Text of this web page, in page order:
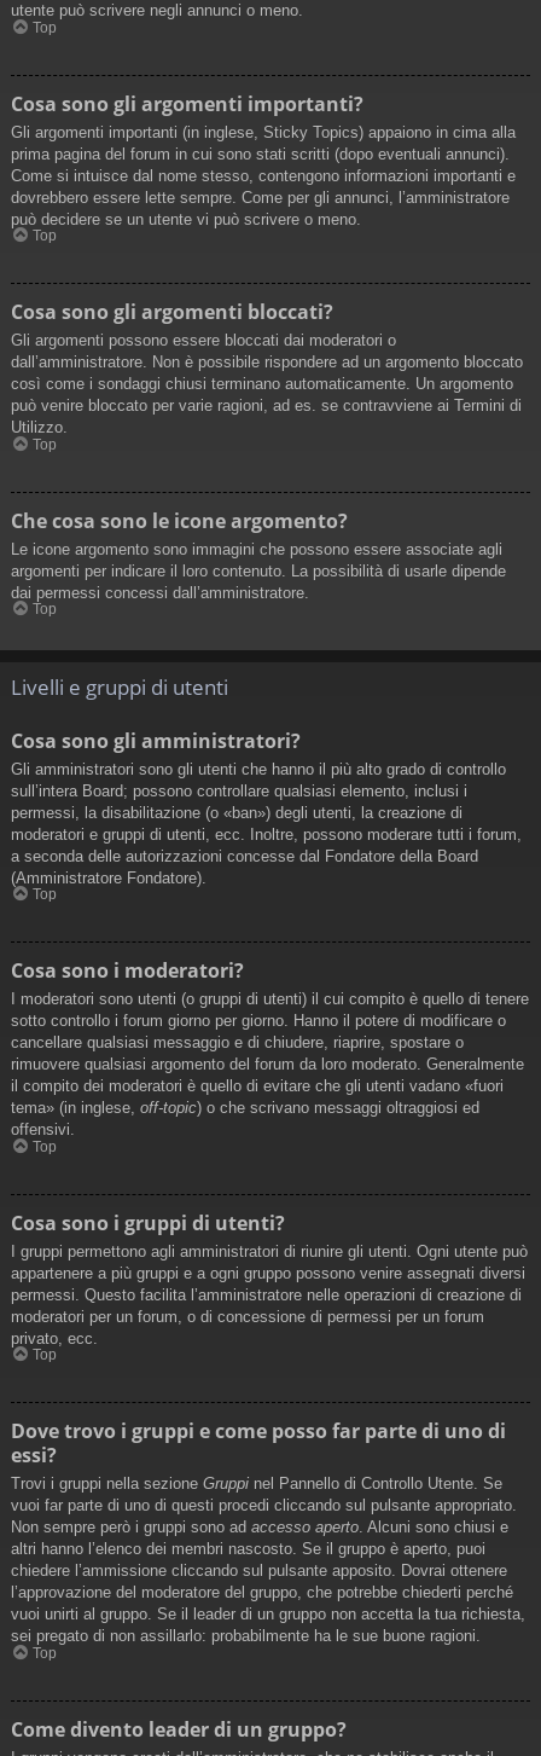
utente può scrivere negli annunci o meno.
Top
Cosa sono gli argomenti importanti?
Gli argomenti importanti (in inglese, Sticky Topics) appaiono in cima alla
prima pagina del forum in cui sono stati scritti (dopo eventuali annunci).
Come si intuisce dal nome stesso, contengono informazioni importanti e
dovrebbero essere lette sempre. Come per gli annunci, l’amministratore
può decidere se un utente vi può scrivere o meno.
Top
Cosa sono gli argomenti bloccati?
Gli argomenti possono essere bloccati dai moderatori o
dall’amministratore. Non è possibile rispondere ad un argomento bloccato
così come i sondaggi chiusi terminano automaticamente. Un argomento
può venire bloccato per varie ragioni, ad es. se contravviene ai Termini di
Utilizzo.
Top
Che cosa sono le icone argomento?
Le icone argomento sono immagini che possono essere associate agli
argomenti per indicare il loro contenuto. La possibilità di usarle dipende
dai permessi concessi dall’amministratore.
Top
Livelli e gruppi di utenti
Cosa sono gli amministratori?
Gli amministratori sono gli utenti che hanno il più alto grado di controllo
sull’intera Board; possono controllare qualsiasi elemento, inclusi i
permessi, la disabilitazione (o «ban») degli utenti, la creazione di
moderatori e gruppi di utenti, ecc. Inoltre, possono moderare tutti i forum,
a seconda delle autorizzazioni concesse dal Fondatore della Board
(Amministratore Fondatore).
Top
Cosa sono i moderatori?
I moderatori sono utenti (o gruppi di utenti) il cui compito è quello di tenere
sotto controllo i forum giorno per giorno. Hanno il potere di modificare o
cancellare qualsiasi messaggio e di chiudere, riaprire, spostare o
rimuovere qualsiasi argomento del forum da loro moderato. Generalmente
il compito dei moderatori è quello di evitare che gli utenti vadano «fuori
tema» (in inglese, off-topic) o che scrivano messaggi oltraggiosi ed
offensivi.
Top
Cosa sono i gruppi di utenti?
I gruppi permettono agli amministratori di riunire gli utenti. Ogni utente può
appartenere a più gruppi e a ogni gruppo possono venire assegnati diversi
permessi. Questo facilita l’amministratore nelle operazioni di creazione di
moderatori per un forum, o di concessione di permessi per un forum
privato, ecc.
Top
Dove trovo i gruppi e come posso far parte di uno di
essi?
Trovi i gruppi nella sezione Gruppi nel Pannello di Controllo Utente. Se
vuoi far parte di uno di questi procedi cliccando sul pulsante appropriato.
Non sempre però i gruppi sono ad accesso aperto. Alcuni sono chiusi e
altri hanno l’elenco dei membri nascosto. Se il gruppo è aperto, puoi
chiedere l’ammissione cliccando sul pulsante apposito. Dovrai ottenere
l’approvazione del moderatore del gruppo, che potrebbe chiederti perché
vuoi unirti al gruppo. Se il leader di un gruppo non accetta la tua richiesta,
sei pregato di non assillarlo: probabilmente ha le sue buone ragioni.
Top
Come divento leader di un gruppo?